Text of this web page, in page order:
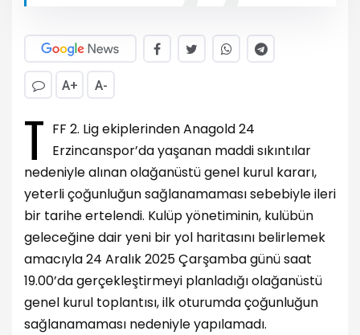
A+ A-
T FF 2. Lig ekiplerinden Anagold 24
Erzincanspor’da yaşanan maddi sıkıntılar
nedeniyle alınan olağanüstü genel kurul kararı,
yeterli çoğunluğun sağlanamaması sebebiyle ileri
bir tarihe ertelendi. Kulüp yönetiminin, kulübün
geleceğine dair yeni bir yol haritasını belirlemek
amacıyla 24 Aralık 2025 Çarşamba günü saat
19.00’da gerçekleştirmeyi planladığı olağanüstü
genel kurul toplantısı, ilk oturumda çoğunluğun
sağlanamaması nedeniyle yapılamadı.